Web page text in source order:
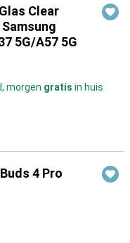
Clear
5G/A57 5G
morgen gratis in huis
4 Pro